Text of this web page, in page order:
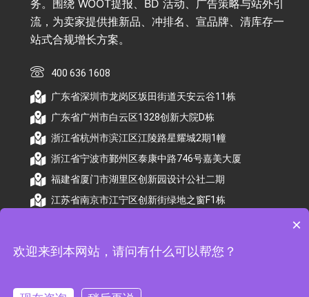
务。围绕 WOOT提报、BD 活动、广告策略与站外引
流，为卖家提供推新品、冲排名、宣品牌、清库存一
站式合规增长方案。
400 636 1608
广东省深圳市龙岗区坂田街道天安云谷11栋
广东省广州市白云区1328创新大院D栋
浙江省杭州市滨江区江陵路星耀城2期1幢
浙江省宁波市鄞州区泰康中路746号嘉美大厦
福建省厦门市湖里区创新园设计公社二期
江苏省南京市江宁区创新街绿地之窗F1栋
×
欢迎来到本网站，请问有什么可以帮您？